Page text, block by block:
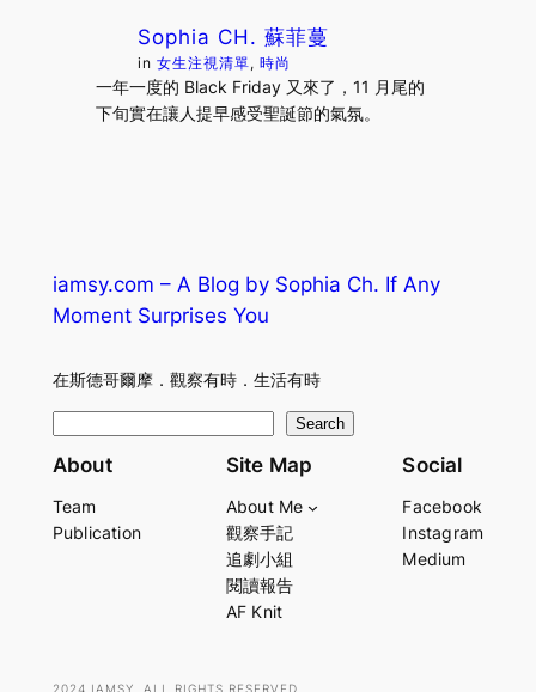
Sophia CH. 蘇菲蔓
in女生注視清單, 時尚
一年一度的 Black Friday 又來了，11 月尾的
下旬實在讓人提早感受聖誕節的氣氛。
iamsy.com – A Blog by Sophia Ch. If Any
Moment Surprises You
在斯德哥爾摩．觀察有時．生活有時
e
r
Search
About
Team
Publication
Site Map
About Me
觀察手記
追劇小組
閱讀報告
AF Knit
Social
Facebook
Instagram
Medium
2024 IAMSY. ALL RIGHTS RESERVED.